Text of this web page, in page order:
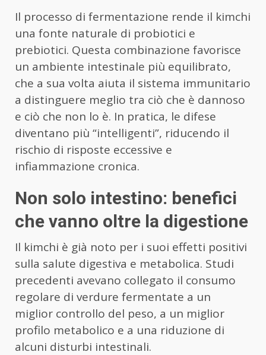
Il processo di fermentazione rende il kimchi
una fonte naturale di probiotici e
prebiotici. Questa combinazione favorisce
un ambiente intestinale più equilibrato,
che a sua volta aiuta il sistema immunitario
a distinguere meglio tra ciò che è dannoso
e ciò che non lo è. In pratica, le difese
diventano più “intelligenti”, riducendo il
rischio di risposte eccessive e
infiammazione cronica.
Non solo intestino: benefici
che vanno oltre la digestione
Il kimchi è già noto per i suoi effetti positivi
sulla salute digestiva e metabolica. Studi
precedenti avevano collegato il consumo
regolare di verdure fermentate a un
miglior controllo del peso, a un miglior
profilo metabolico e a una riduzione di
alcuni disturbi intestinali.